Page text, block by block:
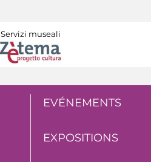
Servizi museali
EVÉNEMENTS
EXPOSITIONS